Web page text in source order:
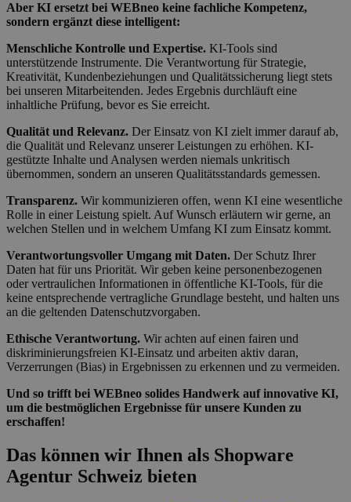
Aber KI ersetzt bei WEBneo keine fachliche Kompetenz,
sondern ergänzt diese intelligent:
Menschliche Kontrolle und Expertise. KI-Tools sind
unterstützende Instrumente. Die Verantwortung für Strategie,
Kreativität, Kundenbeziehungen und Qualitätssicherung liegt stets
bei unseren Mitarbeitenden. Jedes Ergebnis durchläuft eine
inhaltliche Prüfung, bevor es Sie erreicht.
Qualität und Relevanz. Der Einsatz von KI zielt immer darauf ab,
die Qualität und Relevanz unserer Leistungen zu erhöhen. KI-
gestützte Inhalte und Analysen werden niemals unkritisch
übernommen, sondern an unseren Qualitätsstandards gemessen.
Transparenz. Wir kommunizieren offen, wenn KI eine wesentliche
Rolle in einer Leistung spielt. Auf Wunsch erläutern wir gerne, an
welchen Stellen und in welchem Umfang KI zum Einsatz kommt.
Verantwortungsvoller Umgang mit Daten. Der Schutz Ihrer
Daten hat für uns Priorität. Wir geben keine personenbezogenen
oder vertraulichen Informationen in öffentliche KI-Tools, für die
keine entsprechende vertragliche Grundlage besteht, und halten uns
an die geltenden Datenschutzvorgaben.
Ethische Verantwortung. Wir achten auf einen fairen und
diskriminierungsfreien KI-Einsatz und arbeiten aktiv daran,
Verzerrungen (Bias) in Ergebnissen zu erkennen und zu vermeiden.
Und so trifft bei WEBneo solides Handwerk auf innovative KI,
um die bestmöglichen Ergebnisse für unsere Kunden zu
erschaffen!
Das können wir Ihnen als Shopware
Agentur Schweiz bieten